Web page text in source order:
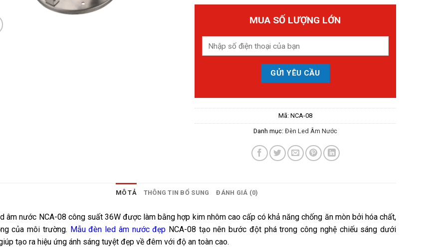
MUA SỐ LƯỢNG LỚN
Mã: NCA-08
Danh mục: Đèn Led Âm Nước
MÔ TẢ THÔNG TIN BỔ SUNG ĐÁNH GIÁ (0)
âm nước NCA-08 công suất 36W được làm bằng hợp kim nhôm cao cấp có khả năng chống ăn mòn bởi hóa chất,
của môi trường. Mẫu đèn led âm nước đẹp NCA-08 tạo nên bước đột phá trong công nghệ chiếu sáng dưới
tạo ra hiệu ứng ánh sáng tuyệt đẹp về đêm với độ an toàn cao.